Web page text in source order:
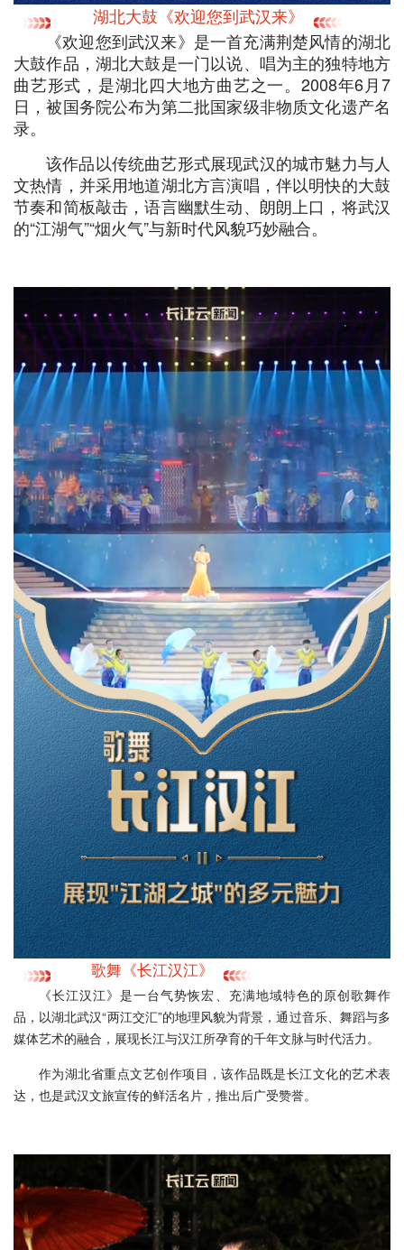
湖北大鼓《欢迎您到武汉来》
《欢迎您到武汉来》是一首充满荆楚风情的湖北
大鼓作品，湖北大鼓是一门以说、唱为主的独特地方
曲艺形式，是湖北四大地方曲艺之一。2008年6月7
日，被国务院公布为第二批国家级非物质文化遗产名
录。
该作品以传统曲艺形式展现武汉的城市魅力与人
文热情，并采用地道湖北方言演唱，伴以明快的大鼓
节奏和简板敲击，语言幽默生动、朗朗上口，将武汉
的“江湖气”“烟火气”与新时代风貌巧妙融合。
歌舞《长江汉江》
《长江汉江》是一台气势恢宏、充满地域特色的原创歌舞作
品，以湖北武汉“两江交汇”的地理风貌为背景，通过音乐、舞蹈与多
媒体艺术的融合，展现长江与汉江所孕育的千年文脉与时代活力。
作为湖北省重点文艺创作项目，该作品既是长江文化的艺术表
达，也是武汉文旅宣传的鲜活名片，推出后广受赞誉。